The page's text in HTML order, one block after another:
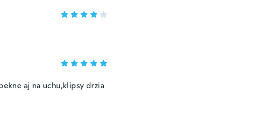
aj na uchu,klipsy drzia